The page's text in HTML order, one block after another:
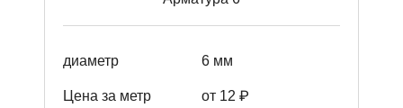
диаметр 6 мм
Цена за метр от 12 ₽